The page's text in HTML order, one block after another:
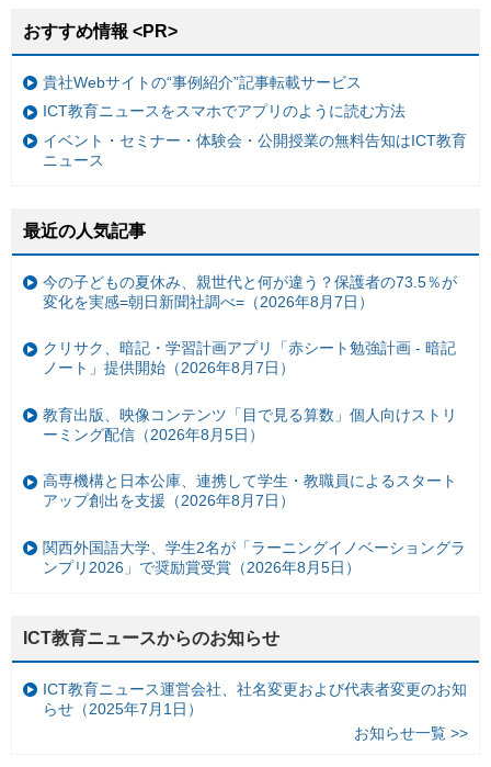
おすすめ情報 <PR>
貴社Webサイトの“事例紹介”記事転載サービス
ICT教育ニュースをスマホでアプリのように読む方法
イベント・セミナー・体験会・公開授業の無料告知はICT教育
ニュース
最近の人気記事
今の子どもの夏休み、親世代と何が違う？保護者の73.5％が
変化を実感=朝日新聞社調べ=（2026年8月7日）
クリサク、暗記・学習計画アプリ「赤シート勉強計画 - 暗記
ノート」提供開始（2026年8月7日）
教育出版、映像コンテンツ「目で見る算数」個人向けストリ
ーミング配信（2026年8月5日）
高専機構と日本公庫、連携して学生・教職員によるスタート
アップ創出を支援（2026年8月7日）
関西外国語大学、学生2名が「ラーニングイノベーショングラ
ンプリ2026」で奨励賞受賞（2026年8月5日）
ICT教育ニュースからのお知らせ
ICT教育ニュース運営会社、社名変更および代表者変更のお知
らせ（2025年7月1日）
お知らせ一覧 >>